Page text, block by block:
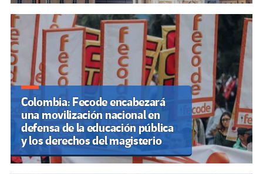
Colombia: Fecode encabezará
una movilización nacional en
defensa de la educación pública
y los derechos del magisterio